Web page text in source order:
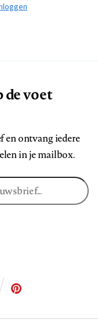
voet
en ontvang iedere
in je mailbox.
ons